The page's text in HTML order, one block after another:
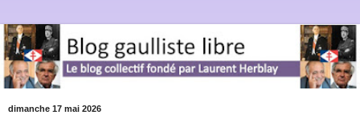
dimanche 17 mai 2026